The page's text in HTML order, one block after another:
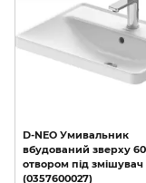
D-NEO Умивальник
вбудований зверху
отвором під змішувач
(0357600027)